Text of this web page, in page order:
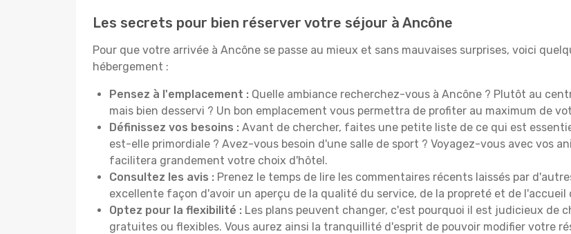
Les secrets pour bien réserver votre séjour à Ancône
Pour que votre arrivée à Ancône se passe au mieux et sans mauvaises surprises, voici
hébergement :
Pensez à l'emplacement : Quelle ambiance recherchez-vous à Ancône ? Plutôt au
mais bien desservi ? Un bon emplacement vous permettra de profiter au maximum de
Définissez vos besoins : Avant de chercher, faites une petite liste de ce qui est
est-elle primordiale ? Avez-vous besoin d'une salle de sport ? Voyagez-vous avec vos
facilitera grandement votre choix d'hôtel.
Consultez les avis : Prenez le temps de lire les commentaires récents laissés par
excellente façon d'avoir un aperçu de la qualité du service, de la propreté et de l'accueil
Optez pour la flexibilité : Les plans peuvent changer, c'est pourquoi il est judicieux de
gratuites ou flexibles. Vous aurez ainsi la tranquillité d'esprit de pouvoir modifier votre